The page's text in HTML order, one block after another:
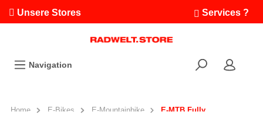
Unsere Stores Services ?
Ausfahrten
Bikefinder
Navigation
Home E-Bikes E-Mountainbike E-MTB Fully